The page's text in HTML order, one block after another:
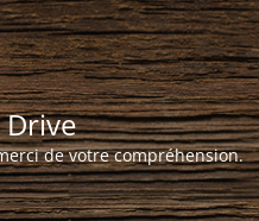
de votre compréhension.